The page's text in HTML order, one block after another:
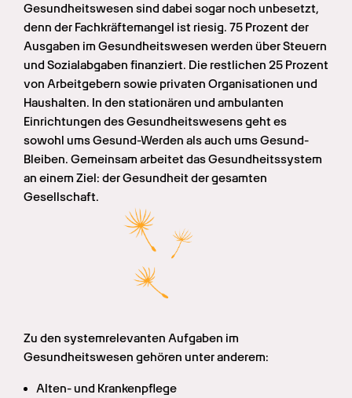
Gesundheitswesen sind dabei sogar noch unbesetzt,
denn der Fachkräftemangel ist riesig. 75 Prozent der
Ausgaben im Gesundheitswesen werden über Steuern
und Sozialabgaben finanziert. Die restlichen 25 Prozent
von Arbeitgebern sowie privaten Organisationen und
Haushalten. In den stationären und ambulanten
Einrichtungen des Gesundheitswesens geht es
sowohl ums Gesund-Werden als auch ums Gesund-
Bleiben. Gemeinsam arbeitet das Gesundheitssystem
an einem Ziel: der Gesundheit der gesamten
Gesellschaft.
Zu den systemrelevanten Aufgaben im
Gesundheitswesen gehören unter anderem:
Alten- und Krankenpflege